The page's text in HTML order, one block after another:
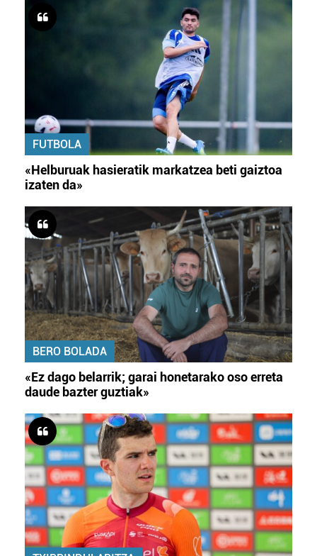
FUTBOLA
«Helburuak hasieratik markatzea beti gaiztoa
izaten da»
BERO BOLADA
«Ez dago belarrik; garai honetarako oso erreta
daude bazter guztiak»